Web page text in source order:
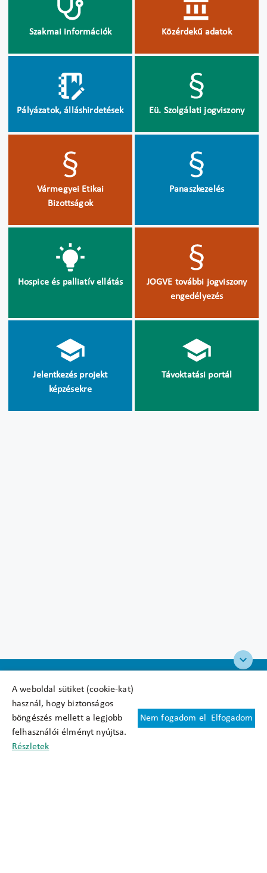
A weboldal sütiket (cookie-kat)
használ, hogy biztonságos
böngészés mellett a legjobb
felhasználói élményt nyújtsa.
Részletek
Nem fogadom el Elfogadom
Szakmai információk Közérdekű adatok
Pályázatok, álláshirdetések Eü. Szolgálati jogviszony
Vármegyei Etikai
Bizottságok
Panaszkezelés
Hospice és palliatív ellátás
JOGVE további jogviszony
engedélyezés
Jelentkezés projekt
képzésekre
Távoktatási portál
Felhasználási feltételek